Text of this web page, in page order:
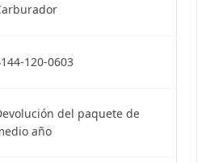
120-0603
del paquete de
año